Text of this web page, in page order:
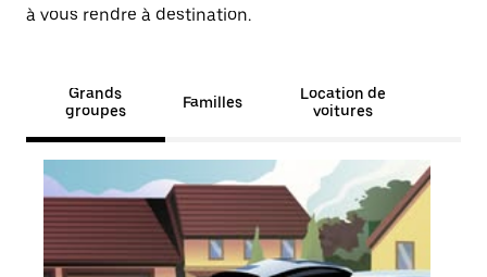
à vous rendre à destination.
Grands
groupes
Familles
Location de
voitures